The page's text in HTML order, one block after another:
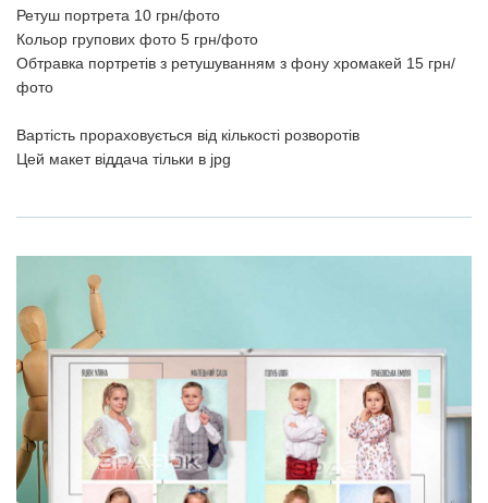
Ретуш портрета 10 грн/фото
Кольор групових фото 5 грн/фото
Обтравка портретів з ретушуванням з фону хромакей 15 грн/
фото
Вартість прораховується від кількості розворотів
Цей макет віддача тільки в jpg